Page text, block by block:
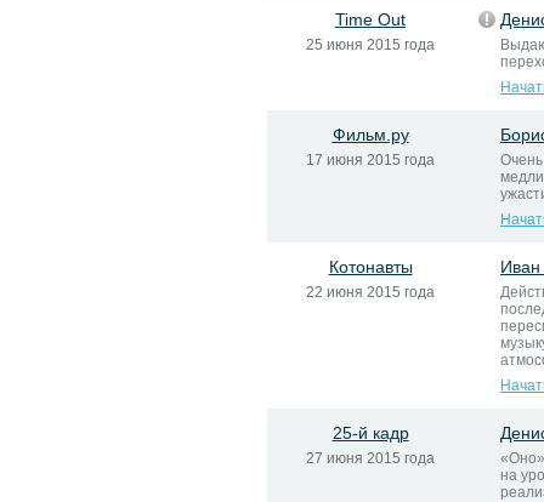
Time Out
25 июня 2015 года
Фильм.ру
17 июня 2015 года
Котонавты
22 июня 2015 года
25-й кадр
27 июня 2015 года
«Оно»
на